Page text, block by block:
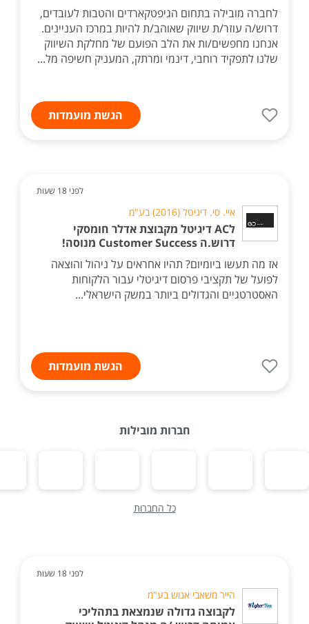
לחברה מובילה בתחום הגיפטקארדים והטבות לעובדים,
דרוש/ה עוזר/ת שיווק שאוהב/ת להיות במרכז העניינים.
אנחנו מחפשים/ות את הלב הפועם של מחלקת השיווק
שלנו לתפקיד רוחבי, דינמי ומרתק, המעניק חשיפה מל...
הגשת מועמדות
לפני 18 שעות
איי. סי. דיגיטל (2016) בע"מ
לAC דיגיטל מקבוצת אדלר חומסקי
דרוש.ה Customer Success מנוסה!
אז מה תעשו ביומיום? תהיו אחראים על ניהול והוצאה
לפועל של תקציבי פרסום דיגיטלי עבור הלקוחות
האסטרטגיים והגדולים ביותר במשק הישראלי...
הגשת מועמדות
חברות מובילות
כל החברות
לפני 18 שעות
הייר משאבי אנוש בע"מ
לקבוצה גדולה שנמצאת בתהליכי